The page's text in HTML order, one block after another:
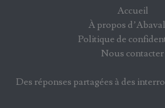
Accueil
À propos
Politique de
Nous contacter
Des réponses partagées à des